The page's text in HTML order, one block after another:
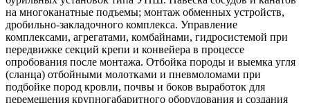
на многоканатные подъемы; монтаж обменных устройств,
дробильно-закладочного комплекса. Управление
комплексами, агрегатами, комбайнами, гидросистемой при
передвижке секций крепи и конвейера в процессе
опробования после монтажа. Отбойка породы и выемка угля
(сланца) отбойными молотками и пневмоломами при
подбойке пород кровли, почвы и боков выработок для
перемещения крупногабаритного оборудования и создания